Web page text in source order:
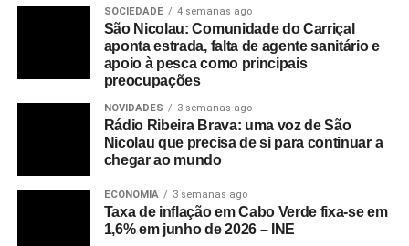
SOCIEDADE 4 semanas ago
São Nicolau: Comunidade do Carriçal
aponta estrada, falta de agente sanitário e
apoio à pesca como principais
preocupações
NOVIDADES 3 semanas ago
Rádio Ribeira Brava: uma voz de São
Nicolau que precisa de si para continuar a
chegar ao mundo
ECONOMIA 3 semanas ago
Taxa de inflação em Cabo Verde fixa-se em
1,6% em junho de 2026 – INE